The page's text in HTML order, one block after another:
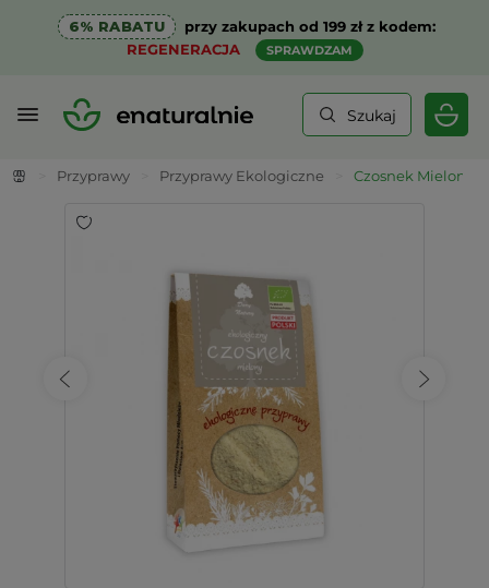
6% RABATU
przy zakupach od 199 zł z kodem:
REGENERACJA
SPRAWDZAM
Szukaj
Przyprawy Przyprawy Ekologiczne Czosnek Mielony